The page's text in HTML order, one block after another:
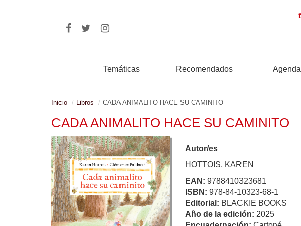
Temáticas Recomendados Agenda
Inicio Libros CADA ANIMALITO HACE SU CAMINITO
CADA ANIMALITO HACE SU CAMINITO
Autor/es
HOTTOIS, KAREN
EAN: 9788410323681
ISBN: 978-84-10323-68-1
Editorial: BLACKIE BOOKS
Año de la edición: 2025